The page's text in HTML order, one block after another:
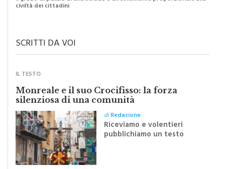
diRaimondo Burgio
SCRITTI DA VOI
IL TESTO
Monreale e il suo Crocifisso: la forza
silenziosa di una comunità
diRedazione
Riceviamo e volentieri